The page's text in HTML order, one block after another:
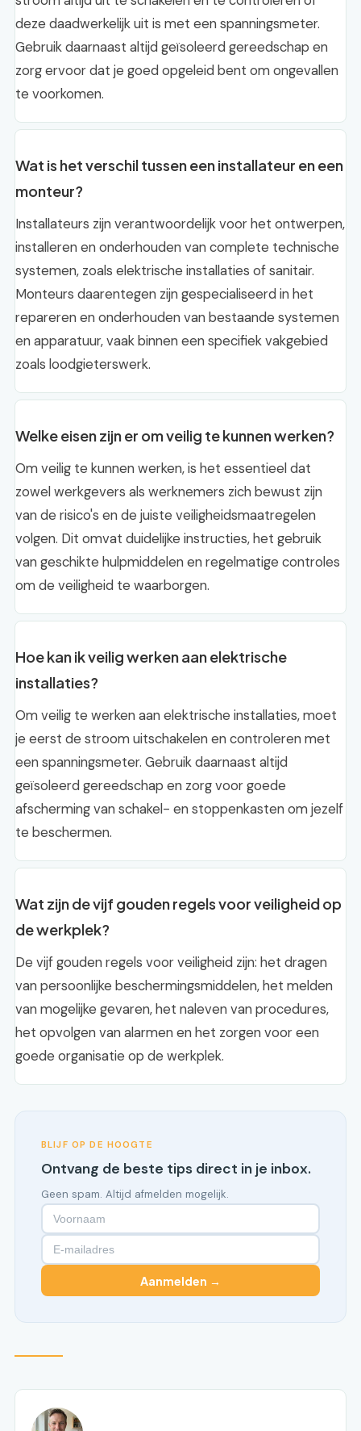
deze daadwerkelijk uit is met een spanningsmeter.
Gebruik daarnaast altijd geïsoleerd gereedschap en
zorg ervoor dat je goed opgeleid bent om ongevallen
te voorkomen.
Wat is het verschil tussen een installateur en een
monteur?
Installateurs zijn verantwoordelijk voor het ontwerpen,
installeren en onderhouden van complete technische
systemen, zoals elektrische installaties of sanitair.
Monteurs daarentegen zijn gespecialiseerd in het
repareren en onderhouden van bestaande systemen
en apparatuur, vaak binnen een specifiek vakgebied
zoals loodgieterswerk.
Welke eisen zijn er om veilig te kunnen werken?
Om veilig te kunnen werken, is het essentieel dat
zowel werkgevers als werknemers zich bewust zijn
van de risico's en de juiste veiligheidsmaatregelen
volgen. Dit omvat duidelijke instructies, het gebruik
van geschikte hulpmiddelen en regelmatige controles
om de veiligheid te waarborgen.
Hoe kan ik veilig werken aan elektrische
installaties?
Om veilig te werken aan elektrische installaties, moet
je eerst de stroom uitschakelen en controleren met
een spanningsmeter. Gebruik daarnaast altijd
geïsoleerd gereedschap en zorg voor goede
afscherming van schakel- en stoppenkasten om jezelf
te beschermen.
Wat zijn de vijf gouden regels voor veiligheid op
de werkplek?
De vijf gouden regels voor veiligheid zijn: het dragen
van persoonlijke beschermingsmiddelen, het melden
van mogelijke gevaren, het naleven van procedures,
het opvolgen van alarmen en het zorgen voor een
goede organisatie op de werkplek.
BLIJF OP DE HOOGTE
Ontvang de beste tips direct in je inbox.
Geen spam. Altijd afmelden mogelijk.
Aanmelden →